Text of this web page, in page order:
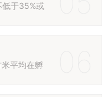
于35%或
平均在孵